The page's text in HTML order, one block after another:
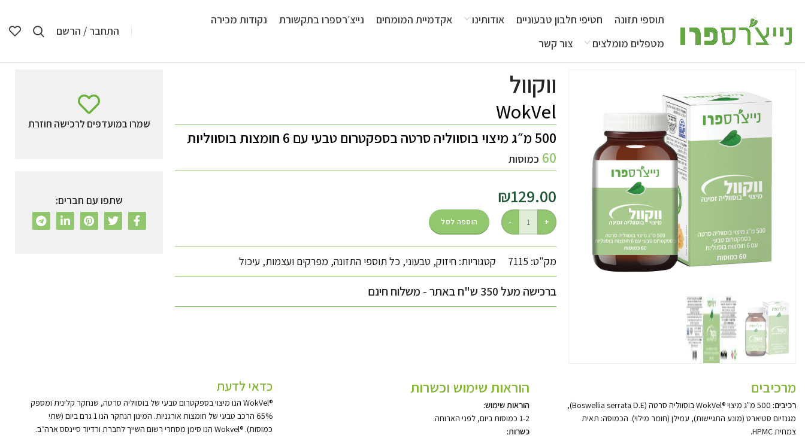
תוספי תזונה חטיפי חלבון טבעוניים אודותינו אקדמיית המומחים נייצ׳רספרו בתקשורת
נקודות מכירה
מטפלים מומלצים
צור קשר
התחבר / הרשם
ווקוול
WokVel
500מ״ג מיצוי בוסווליה סרטה בספקטרום טבעי עם
חומצות בוסווליות
60 כמוסות
₪129.00
הוספה לסל
מק"ט: 7115 קטגוריות:חיזוק, טבעוני, כל תוספי התזונה, מפרקים ועצמות, עיכול
ברכישה מעל 350 ש"ח באתר - משלוח חינם
שמרו במועדפים לרכישה חוזרת
שתפו עם חברים:
מרכיבים
רכיבים: מ"ג מיצוי®WokVel בוסווליה סרטה (Boswellia serrata D.E),
מגנזיום סטיארט (מונע התגיישות), עמילן (חומר מילוי). הכמוסה: תאית
צמחית
הוראות שימוש וכשרות
הוראות שימוש:
1-2 כמוסות ביום, לפני הארוחה.
כשרות:
כדאי לדעת
®WokVel הנו מיצוי בספקטרום טבעי של בוסווליה סרטה, שנחקר קלינית ומספק
65% הרכב טבעי של חומצות אורגניות. המינון הנחקר הנו1 גרם ביום (שתי
כמוסות). ®Wokvel הנו סימן מסחרי רשום השייך לחברת ורדיור סיינסס ארה״ב.